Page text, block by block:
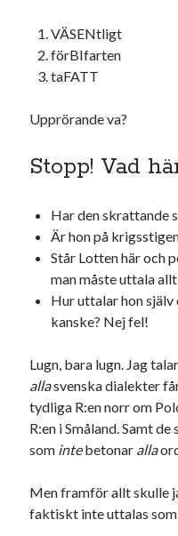
Etiketter
#blogg100
barnen
historia hotell
julkalendern 2021
kåseri lifvet
nostalgi ord
reklam resa
Stockholm
VÄSENtligt
förBIfarten
taFATT
Upprörande va?
Stopp! Vad
Har den skrattande
Är hon på
Står Lotten här och
man måste uttala
Hur uttalar hon själv
kanske? Nej fel!
Lugn, bara lugn. Jag
allasvenska dialekter
tydliga R:en norr om
R:en i Småland. Samt
som intebetonar alla
Men framför allt skulle
faktiskt inte uttalas